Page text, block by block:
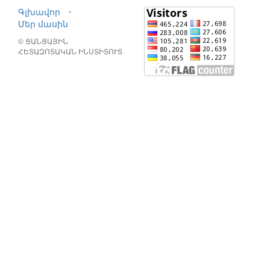
Գլխավոր
⋅
Մեր մասին
© ՑԱՆՑԱՅԻՆ
ՀԵՏԱԶՈՏԱԿԱՆ ԻՆՍՏԻՏՈՒՏ